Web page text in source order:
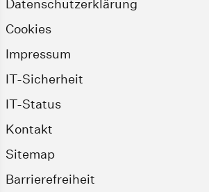
Datenschutzerklärung
Cookies
Impressum
IT-Sicherheit
IT-Status
Kontakt
Sitemap
Barrierefreiheit